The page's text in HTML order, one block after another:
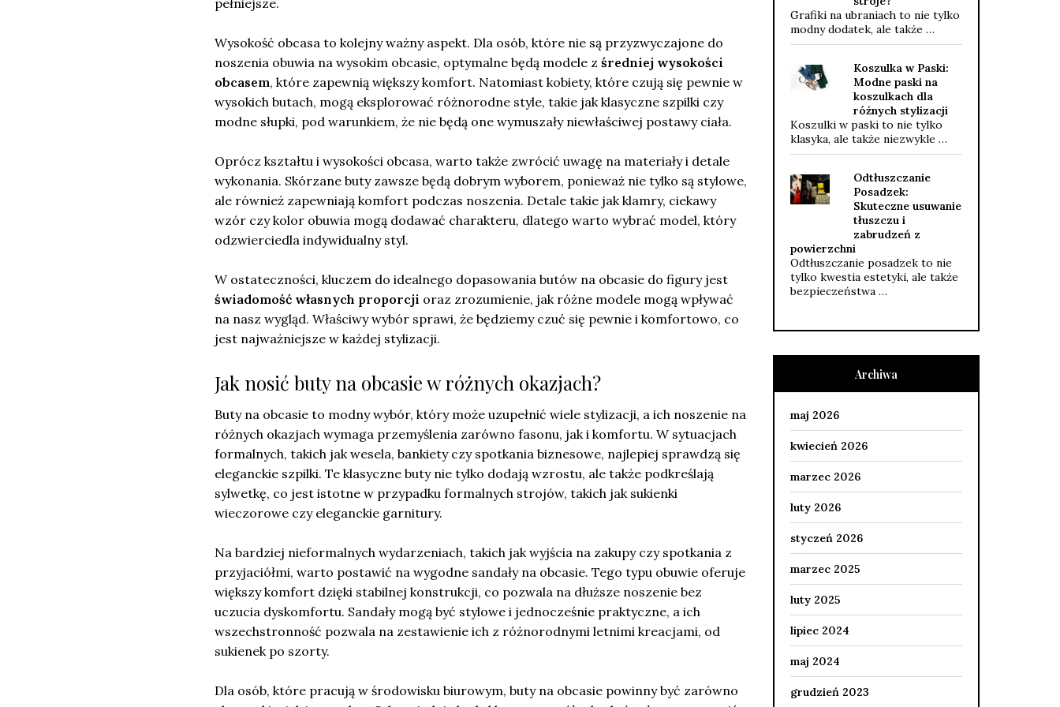
Wysokość obcasa to kolejny ważny aspekt. Dla osób, które nie są przyzwyczajone do
noszenia obuwia na wysokim obcasie, optymalne będą modele z średniej wysokości
obcasem, które zapewnią większy komfort. Natomiast kobiety, które czują się pewnie w
wysokich butach, mogą eksplorować różnorodne style, takie jak klasyczne szpilki czy
modne słupki, pod warunkiem, że nie będą one wymuszały niewłaściwej postawy ciała.
Oprócz kształtu i wysokości obcasa, warto także zwrócić uwagę na materiały i detale
wykonania. Skórzane buty zawsze będą dobrym wyborem, ponieważ nie tylko są stylowe,
ale również zapewniają komfort podczas noszenia. Detale takie jak klamry, ciekawy
wzór czy kolor obuwia mogą dodawać charakteru, dlatego warto wybrać model, który
odzwierciedla indywidualny styl.
W ostateczności, kluczem do idealnego dopasowania butów na obcasie do figury jest
świadomość własnych proporcji oraz zrozumienie, jak różne modele mogą wpływać
na nasz wygląd. Właściwy wybór sprawi, że będziemy czuć się pewnie i komfortowo, co
jest najważniejsze w każdej stylizacji.
Jak nosić buty na obcasie w różnych okazjach?
Buty na obcasie to modny wybór, który może uzupełnić wiele stylizacji, a ich noszenie na
różnych okazjach wymaga przemyślenia zarówno fasonu, jak i komfortu. W sytuacjach
formalnych, takich jak wesela, bankiety czy spotkania biznesowe, najlepiej sprawdzą się
eleganckie szpilki. Te klasyczne buty nie tylko dodają wzrostu, ale także podkreślają
sylwetkę, co jest istotne w przypadku formalnych strojów, takich jak sukienki
wieczorowe czy eleganckie garnitury.
Na bardziej nieformalnych wydarzeniach, takich jak wyjścia na zakupy czy spotkania z
przyjaciółmi, warto postawić na wygodne sandały na obcasie. Tego typu obuwie oferuje
większy komfort dzięki stabilnej konstrukcji, co pozwala na dłuższe noszenie bez
uczucia dyskomfortu. Sandały mogą być stylowe i jednocześnie praktyczne, a ich
wszechstronność pozwala na zestawienie ich z różnorodnymi letnimi kreacjami, od
sukienek po szorty.
Dla osób, które pracują w środowisku biurowym, buty na obcasie powinny być zarówno
Grafiki na ubraniach to nie tylko
modny dodatek, ale także …
Koszulka w Paski:
Modne paski na
koszulkach dla
różnych stylizacji
Koszulki w paski to nie tylko
klasyka, ale także niezwykle …
Odtłuszczanie
Posadzek:
Skuteczne usuwanie
tłuszczu i
zabrudzeń z
powierzchni
Odtłuszczanie posadzek to nie
tylko kwestia estetyki, ale także
bezpieczeństwa …
Archiwa
maj 2026
kwiecień 2026
marzec 2026
luty 2026
styczeń 2026
marzec 2025
luty 2025
lipiec 2024
maj 2024
grudzień 2023